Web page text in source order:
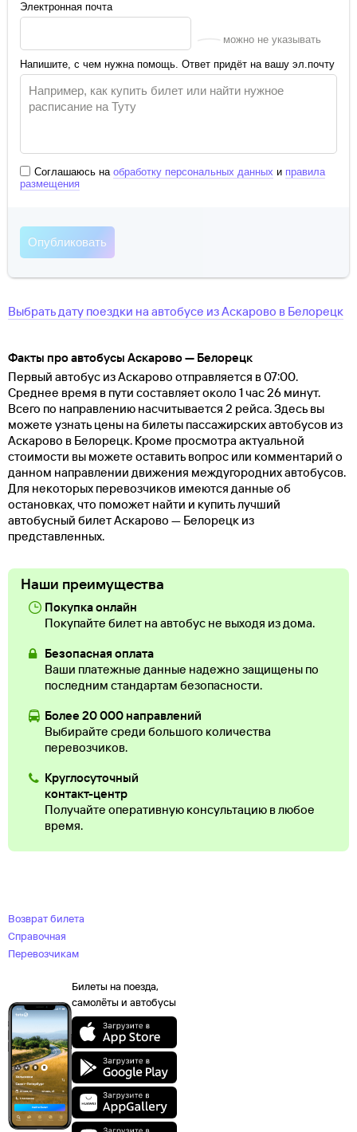
Электронная почта
можно не указывать
Напишите, с чем нужна помощь. Ответ придёт на вашу эл.почту
Соглашаюсь на обработку персональных данных и правила
размещения
Выбрать дату поездки на автобусе изАскарово в Белорецк
Факты про автобусы Аскарово — Белорецк
Первый автобус из Аскарово отправляется в 07:00.
Среднее время в пути составляет около 1 час 26 минут.
Всего по направлению насчитывается 2 рейса. Здесь вы
можете узнать цены на билеты пассажирских автобусов из
Аскарово в Белорецк. Кроме просмотра актуальной
стоимости вы можете оставить вопрос или комментарий о
данном направлении движения междугородних автобусов.
Для некоторых перевозчиков имеются данные об
остановках, что поможет найти и купить лучший
автобусный билет Аскарово — Белорецк из
представленных.
Наши преимущества
Покупка онлайн
Покупайте билет на автобус не выходя из дома.
Безопасная оплата
Ваши платежные данные надежно защищены по
последним стандартам безопасности.
Более 20 000 направлений
Выбирайте среди большого количества
перевозчиков.
Круглосуточный
контакт-центр
Получайте оперативную консультацию в любое
время.
Возврат билета
Справочная
Перевозчикам
Билеты на поезда,
самолёты и автобусы